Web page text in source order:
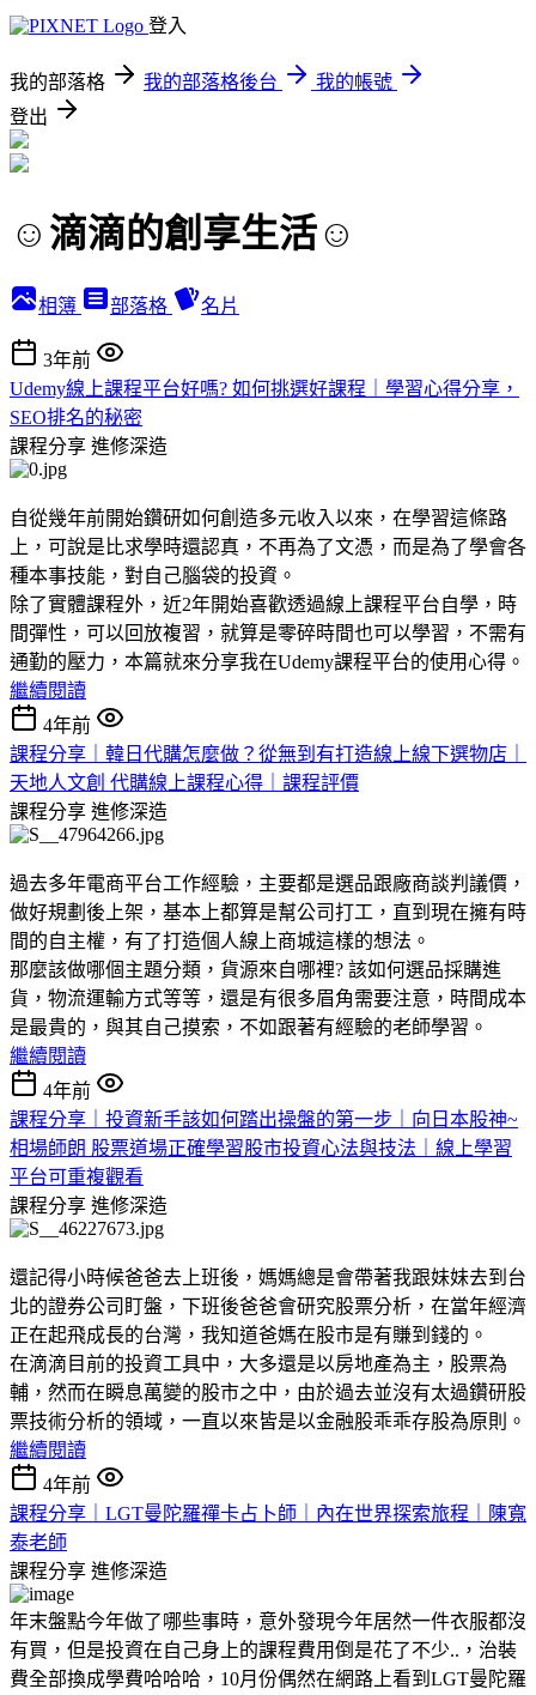
登入
我的部落格 我的部落格後台
我的帳號
登出
☺︎滴滴的創享生活☺︎
相簿 部落格 名片
3年前
Udemy線上課程平台好嗎? 如何挑選好課程｜學習心得分享，
SEO排名的秘密
課程分享 進修深造
自從幾年前開始鑽研如何創造多元收入以來，在學習這條路
上，可說是比求學時還認真，不再為了文憑，而是為了學會各
種本事技能，對自己腦袋的投資。
除了實體課程外，近2年開始喜歡透過線上課程平台自學，時
間彈性，可以回放複習，就算是零碎時間也可以學習，不需有
通勤的壓力，本篇就來分享我在Udemy課程平台的使用心得。
繼續閱讀
4年前
課程分享｜韓日代購怎麼做？從無到有打造線上線下選物店｜
天地人文創 代購線上課程心得｜課程評價
課程分享 進修深造
過去多年電商平台工作經驗，主要都是選品跟廠商談判議價，
做好規劃後上架，基本上都算是幫公司打工，直到現在擁有時
間的自主權，有了打造個人線上商城這樣的想法。
那麼該做哪個主題分類，貨源來自哪裡? 該如何選品採購進
貨，物流運輸方式等等，還是有很多眉角需要注意，時間成本
是最貴的，與其自己摸索，不如跟著有經驗的老師學習。
繼續閱讀
4年前
課程分享｜投資新手該如何踏出操盤的第一步｜向日本股神~
相場師朗 股票道場正確學習股市投資心法與技法｜線上學習
平台可重複觀看
課程分享 進修深造
還記得小時候爸爸去上班後，媽媽總是會帶著我跟妹妹去到台
北的證券公司盯盤，下班後爸爸會研究股票分析，在當年經濟
正在起飛成長的台灣，我知道爸媽在股市是有賺到錢的。
在滴滴目前的投資工具中，大多還是以房地產為主，股票為
輔，然而在瞬息萬變的股市之中，由於過去並沒有太過鑽研股
票技術分析的領域，一直以來皆是以金融股乖乖存股為原則。
繼續閱讀
4年前
課程分享｜LGT曼陀羅禪卡占卜師｜內在世界探索旅程｜陳寬
泰老師
課程分享 進修深造
年末盤點今年做了哪些事時，意外發現今年居然一件衣服都沒
有買，但是投資在自己身上的課程費用倒是花了不少..，治裝
費全部換成學費哈哈哈，10月份偶然在網路上看到LGT曼陀羅